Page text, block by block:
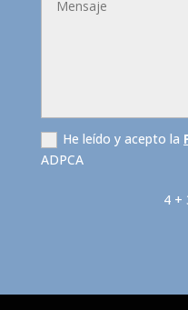
He leído y acepto la
ADPCA
4 +